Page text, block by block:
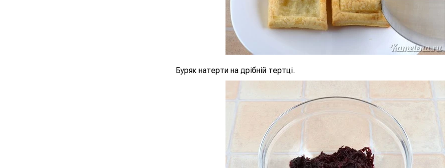
Буряк натерти на дрібній тертці.